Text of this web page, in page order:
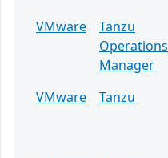
VMware
Tanzu
Operations
Manager
VMware
Tanzu